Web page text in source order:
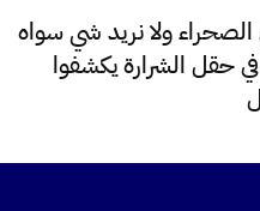
ولا نريد شي سواه
حقل الشرارة يكشفوا